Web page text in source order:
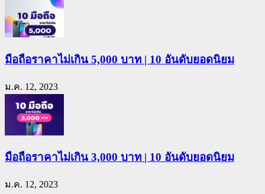
มือถือราคาไม่เกิน 5,000 บาท | 10 อันดับยอดนิยม
ม.ค. 12, 2023
มือถือราคาไม่เกิน 3,000 บาท | 10 อันดับยอดนิยม
ม.ค. 12, 2023